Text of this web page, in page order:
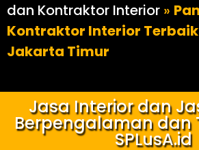
dan Kontraktor Interior »
Kontraktor Interior
Jakarta Timur
Jasa Interior dan
Berpengalaman dan
SPLusA.id